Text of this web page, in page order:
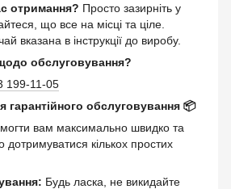
отримання? Просто зазирніть у
що все на місці та ціле.
вказана в інструкції до виробу.
обслуговування?
199-11-05
гарантійного обслуговування 📦
вам максимально швидко та
кількох простих
Будь ласка, не викидайте